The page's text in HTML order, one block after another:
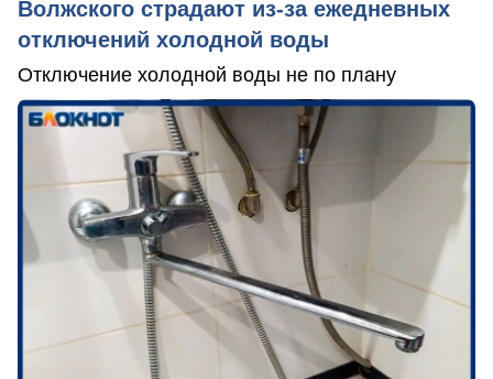
Волжского страдают из‑за ежедневных
отключений холодной воды
Отключение холодной воды не по плану